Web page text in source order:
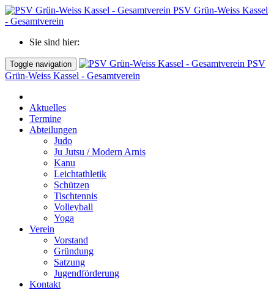
PSV Grün-Weiss Kassel
- Gesamtverein
Sie sind hier:
Toggle navigation
PSV
Grün-Weiss Kassel - Gesamtverein
Aktuelles
Termine
Abteilungen
Judo
Ju Jutsu / Modern Arnis
Kanu
Leichtathletik
Schützen
Tischtennis
Volleyball
Yoga
Verein
Vorstand
Gründung
Satzung
Jugendförderung
Kontakt